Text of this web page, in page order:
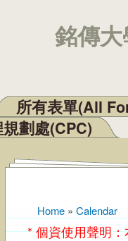
銘傳
所有表單(All
劃處(CPC)
You are here
Home » Calendar
* 個資使用聲明